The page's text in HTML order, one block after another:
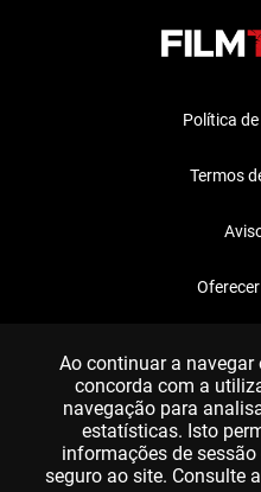
Política
Termos
Ao continuar a navegar
concorda com a
navegação para
estatísticas. Isto
informações de
seguro ao site. Consulte